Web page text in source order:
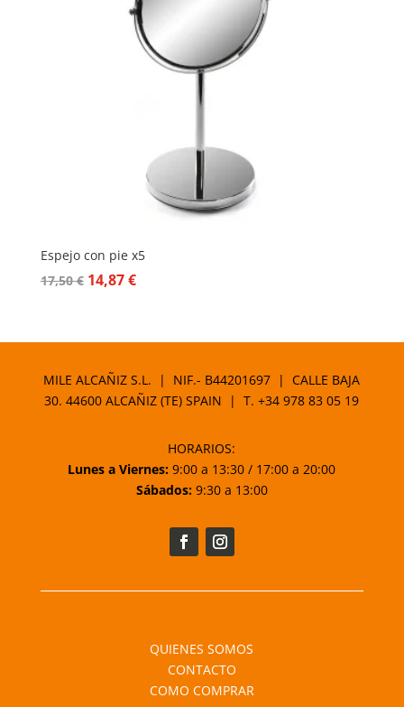
Espejo con pie x5
17,50€ El
17,50 €.
14,87€El
14,87 €.
MILE ALCAÑIZ S.L. | NIF.- B44201697 | CALLE BAJA
30. 44600 ALCAÑIZ (TE) SPAIN | T.+34 978 83 05 19
HORARIOS:
Lunes a Viernes: 9:00 a 13:30 / 17:00 a 20:00
Sábados:9:30 a 13:00
QUIENES SOMOS
CONTACTO
COMO COMPRAR